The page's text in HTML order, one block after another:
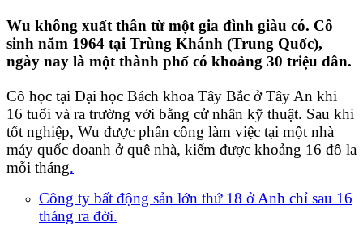
Wu không xuất thân từ một gia đình giàu có. Cô
sinh năm 1964 tại Trùng Khánh (Trung Quốc),
ngày nay là một thành phố có khoảng 30 triệu dân.
Cô học tại Đại học Bách khoa Tây Bắc ở Tây An khi
16 tuổi và ra trường với bằng cử nhân kỹ thuật. Sau khi
tốt nghiệp, Wu được phân công làm việc tại một nhà
máy quốc doanh ở quê nhà, kiếm được khoảng 16 đô la
mỗi tháng.
Công ty bất động sản lớn thứ 18 ở Anh chỉ sau 16
tháng ra đời.